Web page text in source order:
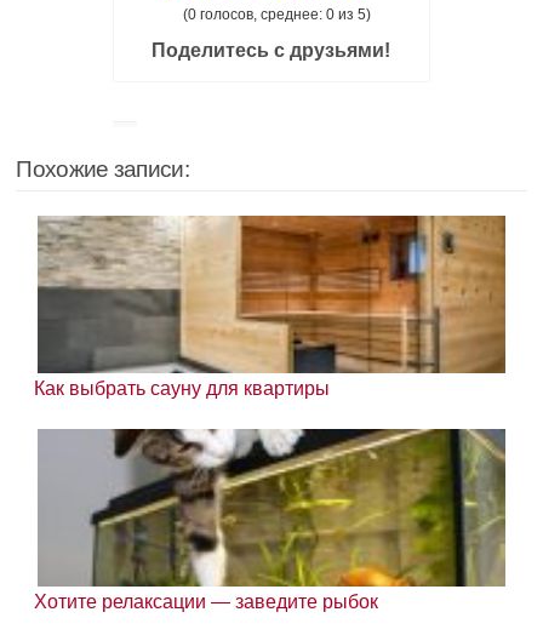
(0 голосов, среднее: 0 из 5)
Поделитесь с друзьями!
Похожие записи:
Как выбрать сауну для квартиры
Хотите релаксации — заведите рыбок